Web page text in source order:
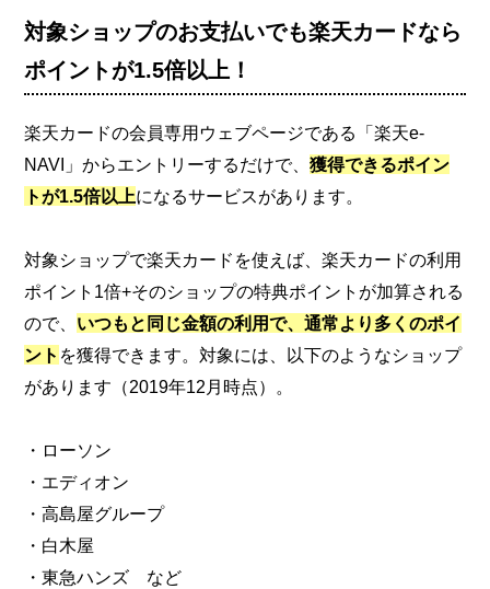
対象ショップのお支払いでも楽天カードなら
ポイントが1.5倍以上！
楽天カードの会員専用ウェブページである「楽天e-
NAVI」からエントリーするだけで、獲得できるポイン
トが1.5倍以上になるサービスがあります。
対象ショップで楽天カードを使えば、楽天カードの利用
ポイント1倍+そのショップの特典ポイントが加算される
ので、 いつもと同じ金額の利用で、通常より多くのポイ
ント を獲得できます。対象には、以下のようなショップ
があります（2019年12月時点）。
・ローソン
・エディオン
・高島屋グループ
・白木屋
・東急ハンズ など